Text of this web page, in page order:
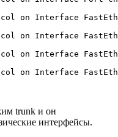
on Interface
on Interface
on Interface
on Interface
trunk и он
интерфейсы.